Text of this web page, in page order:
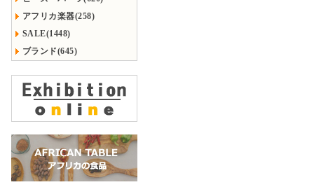
アフリカ楽器(258)
SALE(1448)
ブランド(645)